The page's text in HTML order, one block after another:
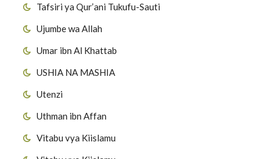
Tafsiri ya Qur’ani Tukufu-Sauti
Ujumbe wa Allah
Umar ibn Al Khattab
USHIA NA MASHIA
Utenzi
Uthman ibn Affan
Vitabu vya Kiislamu